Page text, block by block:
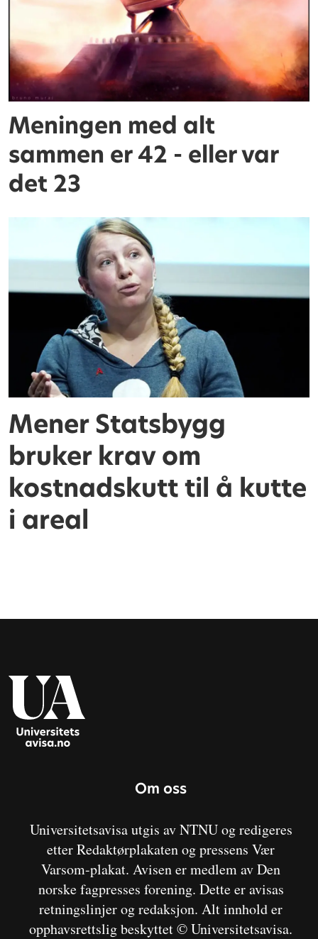
Meningen med alt
sammen er 42 - eller var
det 23
Mener Statsbygg
bruker krav om
kostnadskutt til å kutte
i areal
Om oss
Universitetsavisa utgis av NTNU og redigeres
etter Redaktørplakaten og pressens Vær
Varsom-plakat. Avisen er medlem av Den
norske fagpresses forening. Dette er avisas
retningslinjer og redaksjon. Alt innhold er
opphavsrettslig beskyttet © Universitetsavisa.